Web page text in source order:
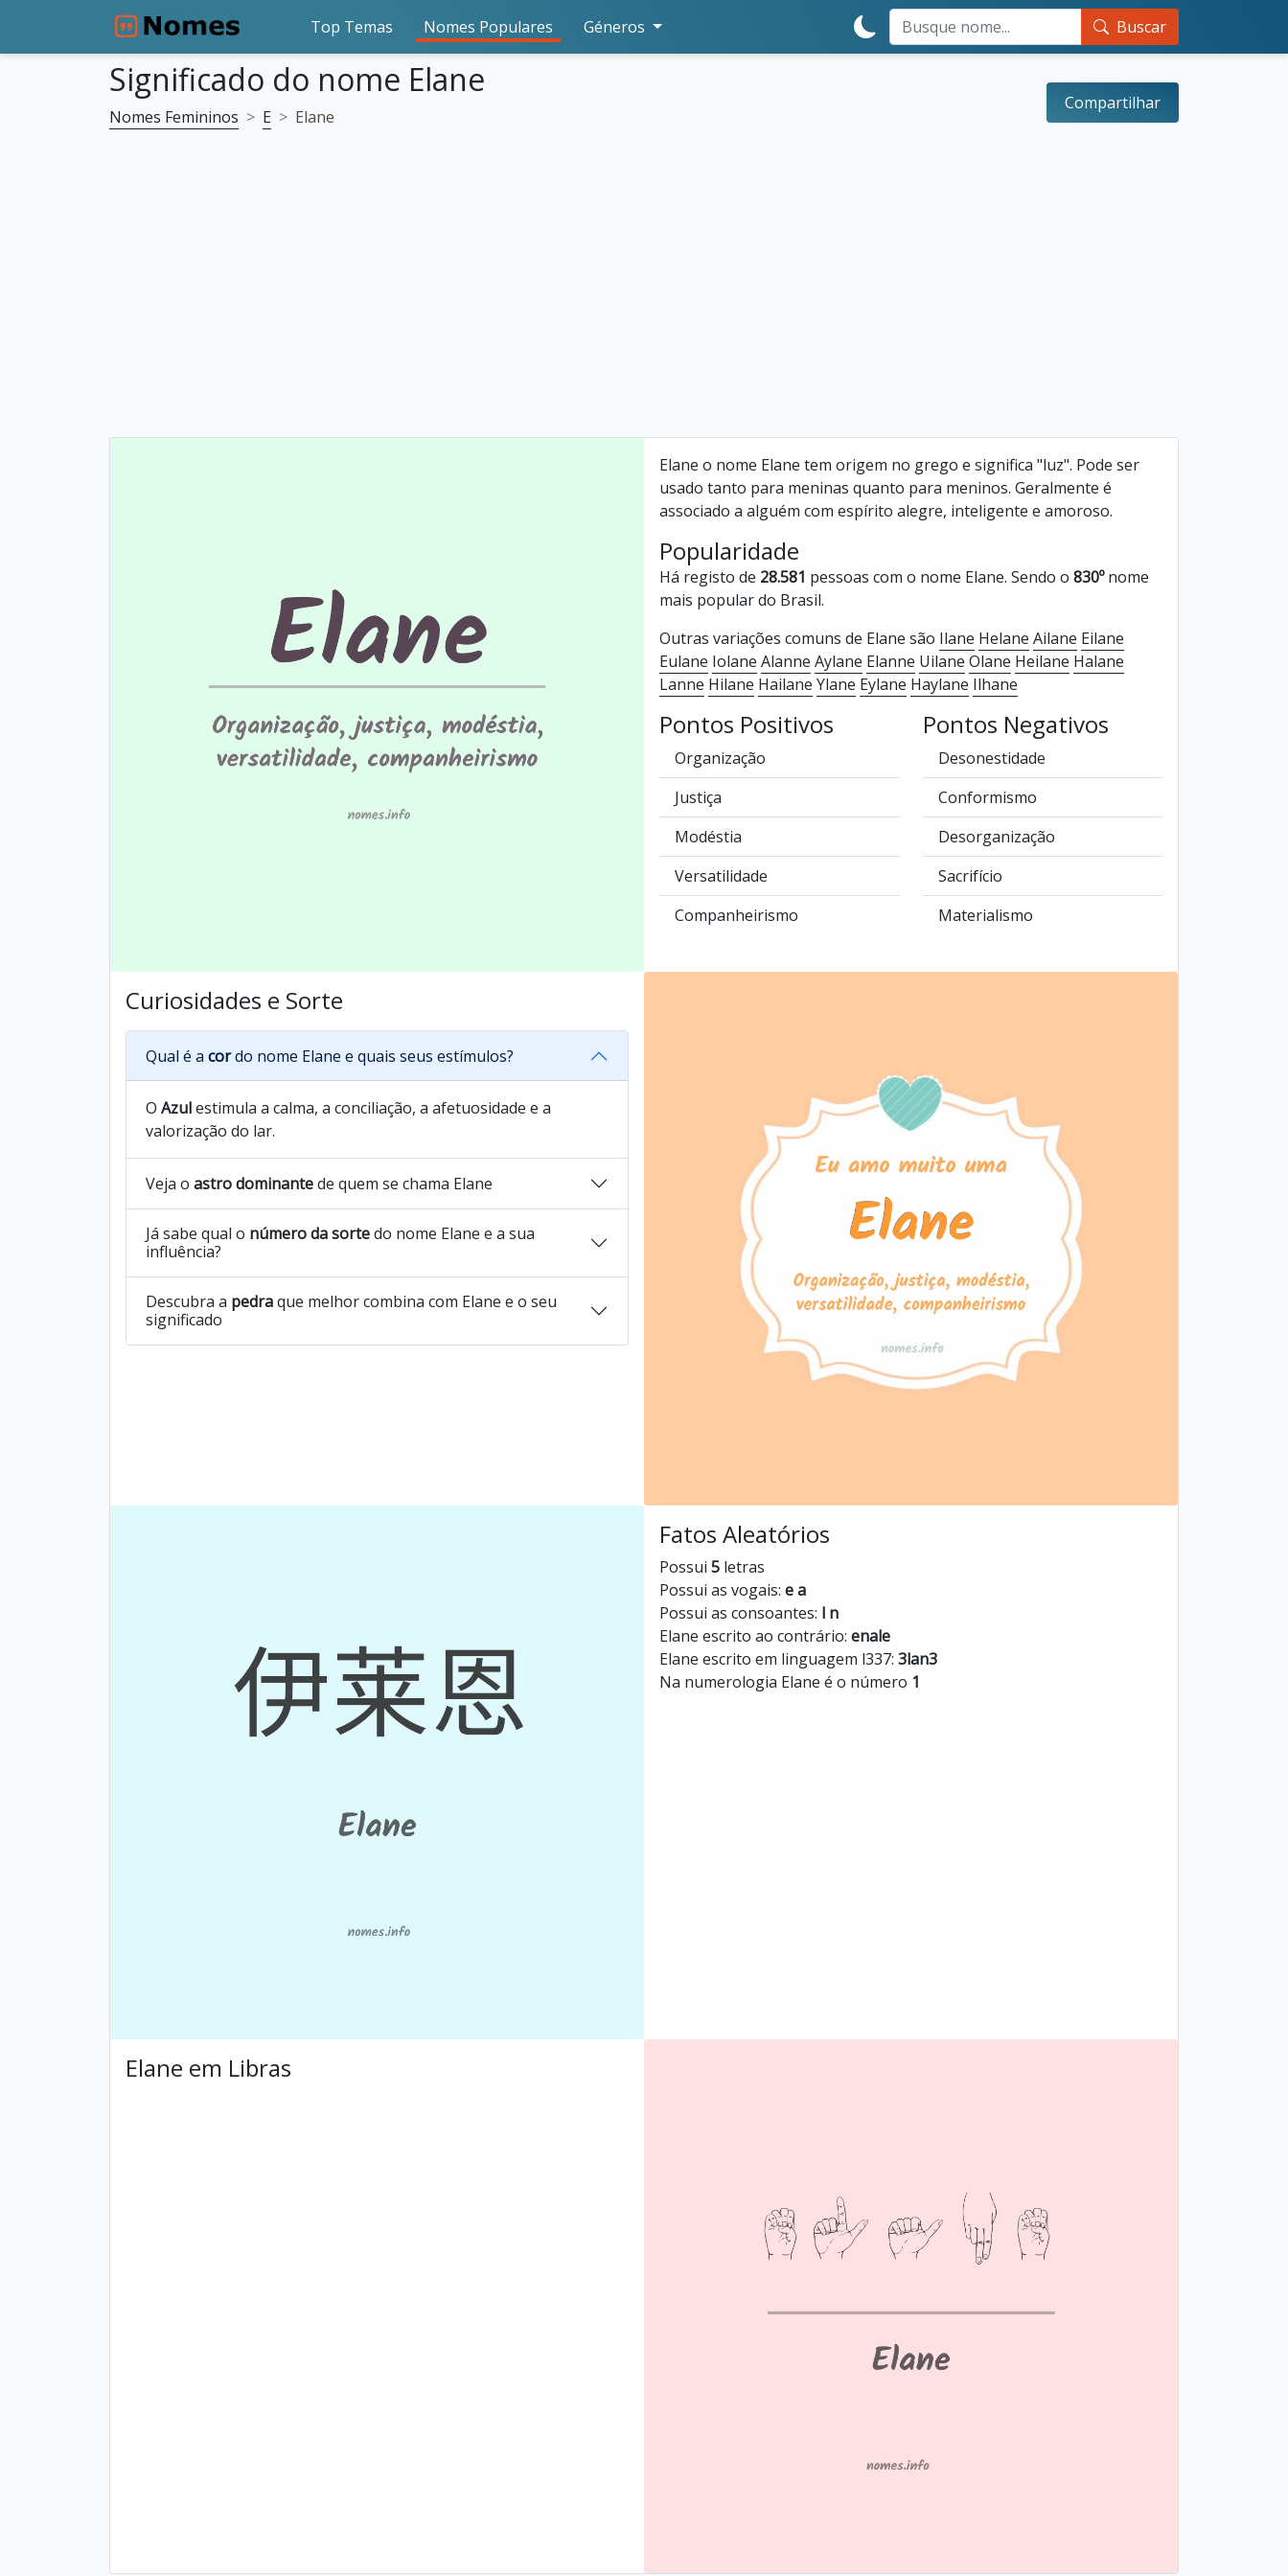
Top Temas Nomes Populares Géneros Buscar
Significado do nome Elane
Nomes Femininos E Elane
Compartilhar
Elane o nome Elane tem origem no grego e significa "luz". Pode ser
usado tanto para meninas quanto para meninos. Geralmente é
associado a alguém com espírito alegre, inteligente e amoroso.
Popularidade
Há registo de 28.581 pessoas com o nome Elane. Sendo o 830ºnome
mais popular do Brasil.
Outras variações comuns de Elane são Ilane Helane Ailane Eilane
Eulane Iolane Alanne Aylane Elanne Uilane Olane Heilane Halane
Lanne Hilane Hailane Ylane Eylane Haylane Ilhane
Pontos Positivos
Organização
Justiça
Modéstia
Versatilidade
Companheirismo
Pontos Negativos
Desonestidade
Conformismo
Desorganização
Sacrifício
Materialismo
Curiosidades e Sorte
Qual é a cordo nome Elane e quais seus estímulos?
O Azulestimula a calma, a conciliação, a afetuosidade e a
valorização do lar.
Veja o astro dominantede quem se chama Elane
Já sabe qual o número da sortedo nome Elane e a sua
influência?
Descubra a pedraque melhor combina com Elane e o seu
significado
Fatos Aleatórios
Possui 5 letras
Possui as vogais: e a
Possui as consoantes: l n
Elane escrito ao contrário: enale
Elane escrito em linguagem l337: 3lan3
Na numerologia Elane é o número 1
Elane em Libras